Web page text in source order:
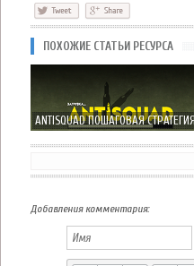
ПОХОЖИЕ СТАТЬИ РЕСУРСА
Добавления комментария: